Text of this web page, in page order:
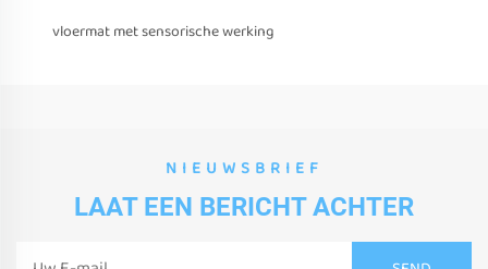
vloermat met sensorische werking
NIEUWSBRIEF
LAAT EEN BERICHT ACHTER